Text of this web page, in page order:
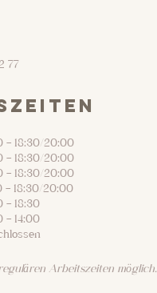
77
- 18:30/20:00
- 18:30/20:00
- 18:30/20:00
- 18:30/20:00
- 18:30
- 14:00
Arbeitszeiten möglich.